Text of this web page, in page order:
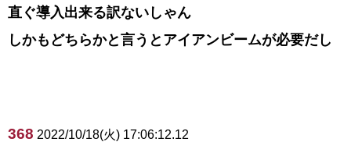
直ぐ導入出来る訳ないしゃん
しかもどちらかと言うとアイアンビームが必要だし
368 2022/10/18(火) 17:06:12.12